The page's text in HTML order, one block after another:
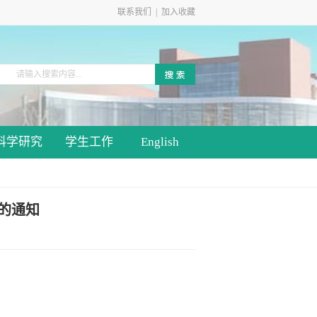
联系我们 加入收藏
学研究 学生工作 English
通知